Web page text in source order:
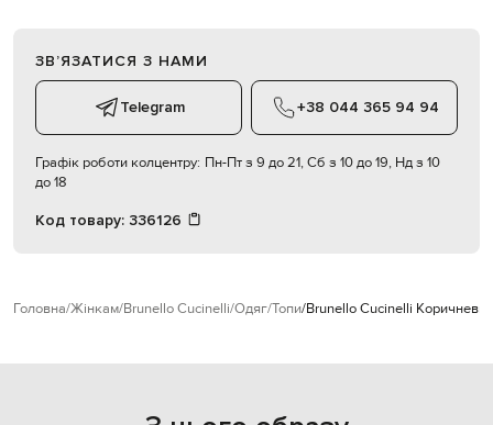
ЗВʼЯЗАТИСЯ З НАМИ
Telegram +38 044 365 94 94
Графік роботи колцентру: Пн-Пт з 9 до 21, Сб з 10 до 19, Нд з 10
до 18
Код товару: 336126
Головна Жінкам Brunello Cucinelli Одяг Топи Brunello Cucinelli